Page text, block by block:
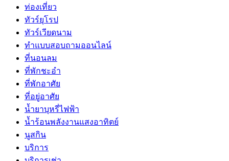
ท่องเที่ยว
ทัวร์ยุโรป
ทัวร์เวียดนาม
ทำแบบสอบถามออนไลน์
ที่นอนลม
ที่พักชะอำ
ที่พักอาศัย
ที่อยู่อาศัย
น้ำยาบุหรี่ไฟฟ้า
น้ำร้อนพลังงานแสงอาทิตย์
นูสกิน
บริการ